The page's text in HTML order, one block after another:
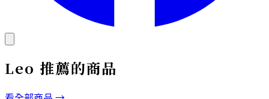
Leo 推薦的商品